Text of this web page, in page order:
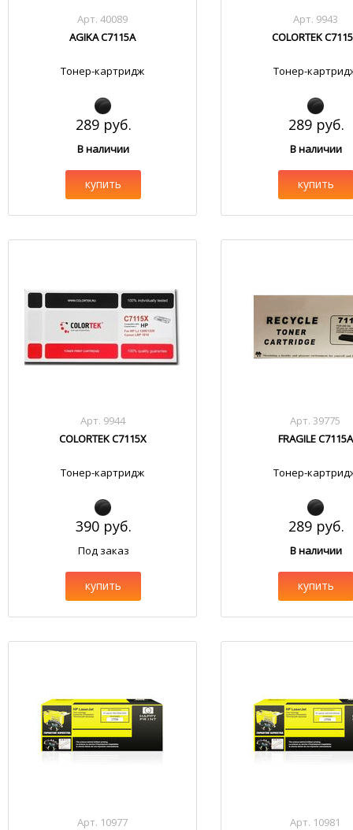
Арт. 40089
AGIKA C7115A
Тонер-картридж
289 руб.
В наличии
купить
Арт. 9943
COLORTEK
Тонер-
289 руб.
В наличии
купить
Арт. 9944
COLORTEK C7115X
Тонер-картридж
390 руб.
Под заказ
купить
Арт. 39775
FRAGILE C7115A
Тонер-
289 руб.
В наличии
купить
Арт. 10977 Арт. 10981